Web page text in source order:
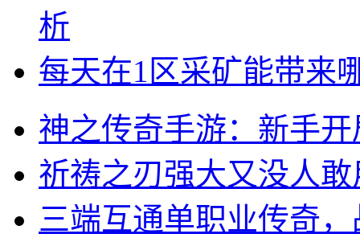
析
每天在1区采矿能带来
神之传奇手游：新手
祈祷之刃强大又没人敢
三端互通单职业传奇